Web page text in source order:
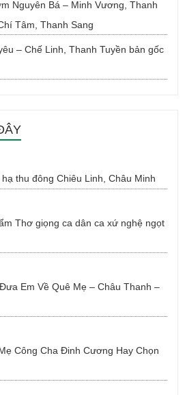
Nguyên Bá – Minh Vương, Thanh
Tâm, Thanh Sang
– Chế Linh, Thanh Tuyền bản gốc
thu đông Chiêu Linh, Châu Minh
Thơ giọng ca dân ca xứ nghệ ngọt
Em Về Quê Mẹ – Châu Thanh –
Công Cha Đinh Cương Hay Chọn